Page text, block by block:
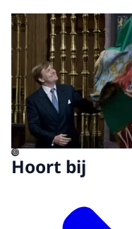
©
Hoort bij